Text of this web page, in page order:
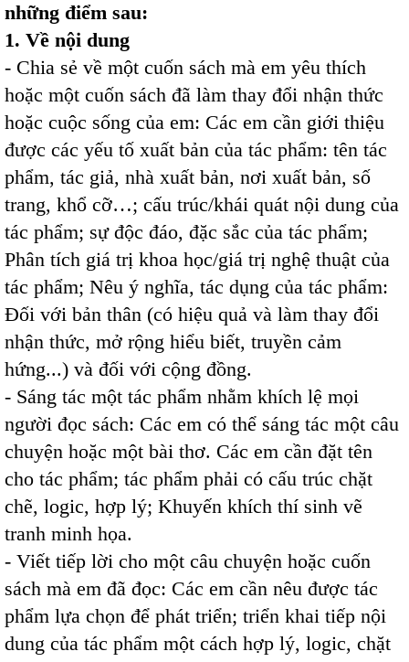
những điểm sau:
1. Về nội dung
- Chia sẻ về một cuốn sách mà em yêu thích
hoặc một cuốn sách đã làm thay đổi nhận thức
hoặc cuộc sống của em: Các em cần giới thiệu
được các yếu tố xuất bản của tác phẩm: tên tác
phẩm, tác giả, nhà xuất bản, nơi xuất bản, số
trang, khổ cỡ…; cấu trúc/khái quát nội dung của
tác phẩm; sự độc đáo, đặc sắc của tác phẩm;
Phân tích giá trị khoa học/giá trị nghệ thuật của
tác phẩm; Nêu ý nghĩa, tác dụng của tác phẩm:
Đối với bản thân (có hiệu quả và làm thay đổi
nhận thức, mở rộng hiểu biết, truyền cảm
hứng...) và đối với cộng đồng.
- Sáng tác một tác phẩm nhằm khích lệ mọi
người đọc sách: Các em có thể sáng tác một câu
chuyện hoặc một bài thơ. Các em cần đặt tên
cho tác phẩm; tác phẩm phải có cấu trúc chặt
chẽ, logic, hợp lý; Khuyến khích thí sinh vẽ
tranh minh họa.
- Viết tiếp lời cho một câu chuyện hoặc cuốn
sách mà em đã đọc: Các em cần nêu được tác
phẩm lựa chọn để phát triển; triển khai tiếp nội
dung của tác phẩm một cách hợp lý, logic, chặt